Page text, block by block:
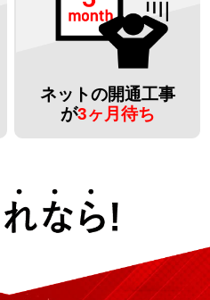
ネットの開通工事
が3ヶ月待ち